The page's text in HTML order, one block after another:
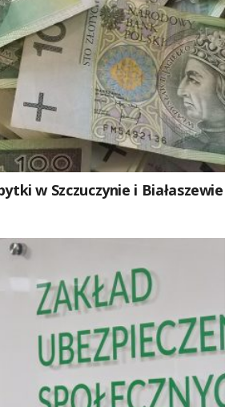
w Szczuczynie i Białaszewie